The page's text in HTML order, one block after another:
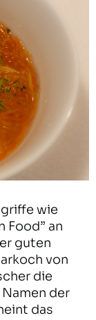
wie
Food” an
guten
von
die
der
das